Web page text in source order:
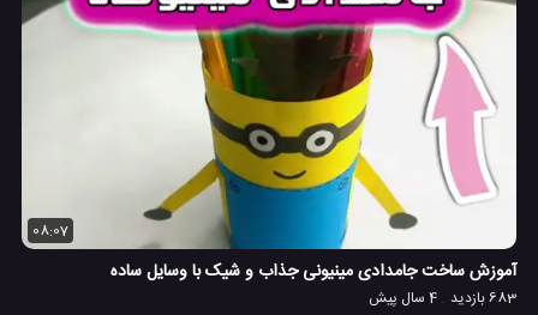
08:07
آموزش ساخت جامدادی مینیونی جذاب و شیک با وسایل ساده
683 بازدید 4 سال پیش